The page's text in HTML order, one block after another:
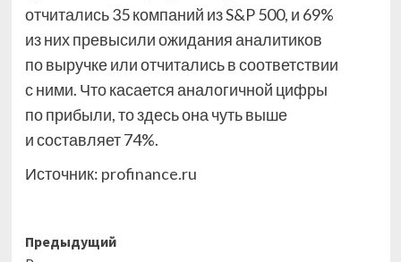
отчитались 35 компаний из S&P 500, и 69%
из них превысили ожидания аналитиков
по выручке или отчитались в соответствии
с ними. Что касается аналогичной цифры
по прибыли, то здесь она чуть выше
и составляет 74%.
Источник: profinance.ru
Навигация
Предыдущий